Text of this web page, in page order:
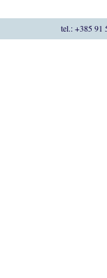
tel.: +385